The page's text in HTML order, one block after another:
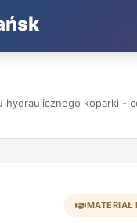
hydraulicznego koparki -
MATERIAŁ